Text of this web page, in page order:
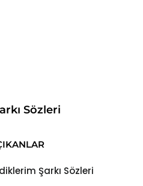
Sözleri
Şarkı Sözleri